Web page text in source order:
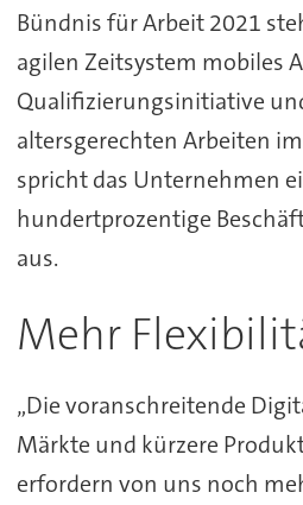
Bündnis für Arbeit 2021
agilen Zeitsystem mobiles
Qualifizierungsinitiative
altersgerechten Arbeiten
spricht das Unternehmen
hundertprozentige
aus.
Mehr
„Die voranschreitende
Märkte und kürzere
erfordern von uns noch